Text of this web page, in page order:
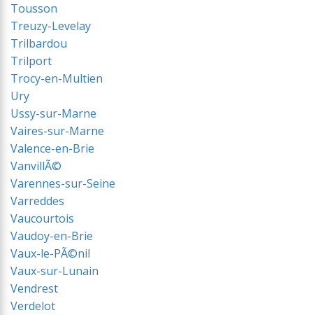
Tousson
Treuzy-Levelay
Trilbardou
Trilport
Trocy-en-Multien
Ury
Ussy-sur-Marne
Vaires-sur-Marne
Valence-en-Brie
VanvillÃ©
Varennes-sur-Seine
Varreddes
Vaucourtois
Vaudoy-en-Brie
Vaux-le-PÃ©nil
Vaux-sur-Lunain
Vendrest
Verdelot